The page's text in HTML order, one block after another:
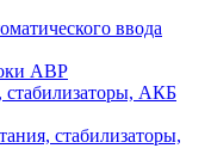
ввода
АВР
АКБ
стабилизаторы,